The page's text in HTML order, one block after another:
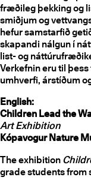
fræðileg þekking og
smiðjum og
hefur samstarfið
skapandi nálgun í
list- og
Verkefnin eru til
umhverfi, árstíðum
English:
Children Lead the
Art Exhibition
Kópavogur Nature
The exhibition
grade students from